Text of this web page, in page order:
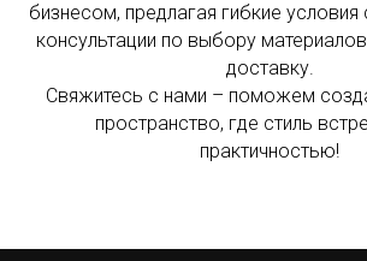
бизнесом, предлагая гибкие условия
консультации по выбору
доставку.
Свяжитесь с нами – поможем
пространство, где стиль
практичностью!